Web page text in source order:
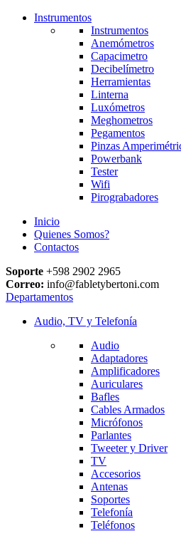
Instrumentos
Instrumentos
Anemómetros
Capacimetro
Decibelímetro
Herramientas
Linterna
Luxómetros
Meghometros
Pegamentos
Pinzas
Powerbank
Tester
Wifi
Pirograbadores
Inicio
Quienes Somos?
Contactos
Soporte +598 2902 2965
Correo: info@fabletybertoni.com
Departamentos
Audio, TV y Telefonía
Audio
Adaptadores
Amplificadores
Auriculares
Bafles
Cables Armados
Micrófonos
Parlantes
Tweeter y Driver
TV
Accesorios
Antenas
Soportes
Telefonía
Teléfonos